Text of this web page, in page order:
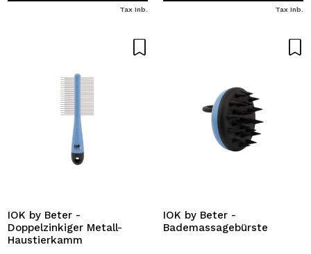
Tax Inb. Tax Inb.
IOK by Beter -
Doppelzinkiger Metall-
Haustierkamm
IOK by Beter -
Bademassagebürste